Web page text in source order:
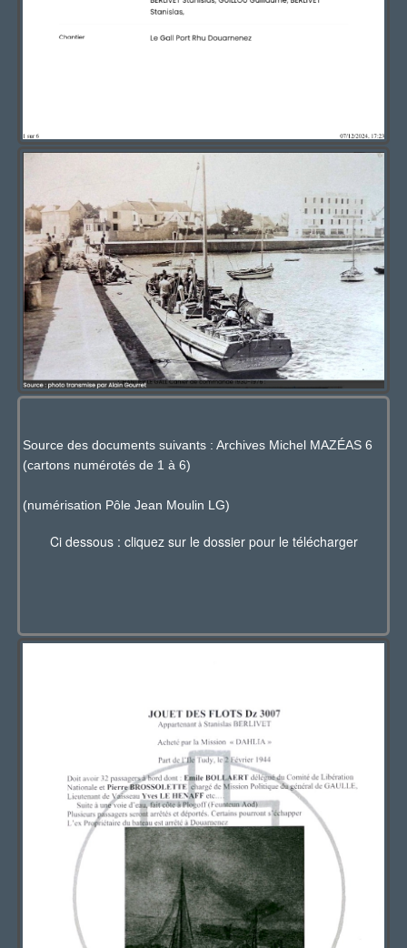
Source des documents suivants : Archives Michel MAZÉAS 6
(cartons numérotés de 1 à 6)
(numérisation Pôle Jean Moulin LG)
Ci dessous : cliquez sur le dossier pour le télécharger